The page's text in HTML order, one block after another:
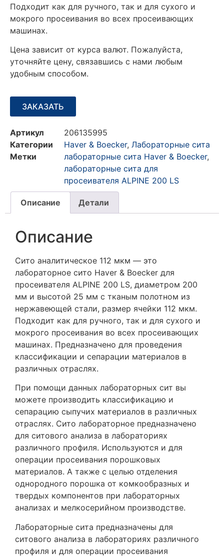
Подходит как для ручного, так и для сухого и
мокрого просеивания во всех просеивающих
машинах.
Цена зависит от курса валют. Пожалуйста,
уточняйте цену, связавшись с нами любым
удобным способом.
ЗАКАЗАТЬ
Артикул
206135995
Категории
Haver & Boecker, Лабораторные сита
Метки
лабораторные сита Haver & Boecker,
лабораторные сита для
просеивателя ALPINE 200 LS
Описание Детали
Описание
Сито аналитическое 112 мкм — это
лабораторное сито Haver & Boecker для
просеивателя ALPINE 200 LS, диаметром 200
мм и высотой 25 мм с тканым полотном из
нержавеющей стали, размер ячейки 112 мкм.
Подходит как для ручного, так и для сухого и
мокрого просеивания во всех просеивающих
машинах. Предназначено для проведения
классификации и сепарации материалов в
различных отраслях.
При помощи данных лабораторных сит вы
можете производить классификацию и
сепарацию сыпучих материалов в различных
отраслях. Сито лабораторное предназначено
для ситового анализа в лабораториях
различного профиля. Используются и для
операции просеивания порошковых
материалов. А также с целью отделения
однородного порошка от комкообразных и
твердых компонентов при лабораторных
анализах и мелкосерийном производстве.
Лабораторные сита предназначены для
ситового анализа в лабораториях различного
профиля и для операции просеивания